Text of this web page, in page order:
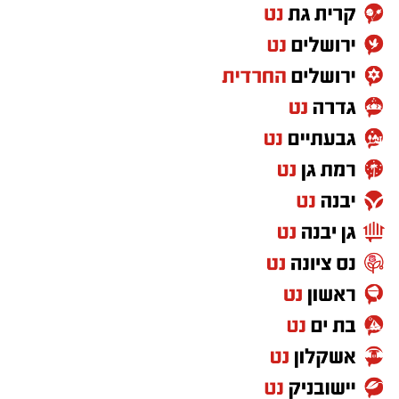
מטרה שהם מאמינים בה מוכיחים בפועל שיש להם
את כל היכולות הנדרשות להשתלבות במסגרת
צבאית.
לכן, הטענה ש"חרדים לא מתאימים לצבא" פשוט
לא מתיישבת עם המציאות שנראית לעין.
ועזבו לרגע את דעתי האישית, שמי שלא תורם
למדינה לא יכול לצפות ליהנות מכל הזכויות שהיא
מעניקה. ולא חסרות דרכים לתרום למדינה שבה
אתה חי, מגדל את ילדיך וישן בביטחון מדי לילה.
אבל מעבר לשאלת השוויון בנטל, אני שואלת את
עצמי איזה מסר אנחנו מעבירים לילדים שלנו,
לציבור הישראלי ולעולם כולו.
מה הם רואים?